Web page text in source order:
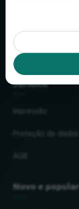
Factos e números
Parceiros
Jurídico
Novo e popular